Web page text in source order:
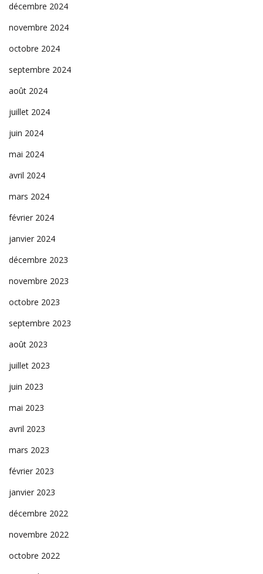
décembre 2024
novembre 2024
octobre 2024
septembre 2024
août 2024
juillet 2024
juin 2024
mai 2024
avril 2024
mars 2024
février 2024
janvier 2024
décembre 2023
novembre 2023
octobre 2023
septembre 2023
août 2023
juillet 2023
juin 2023
mai 2023
avril 2023
mars 2023
février 2023
janvier 2023
décembre 2022
novembre 2022
octobre 2022